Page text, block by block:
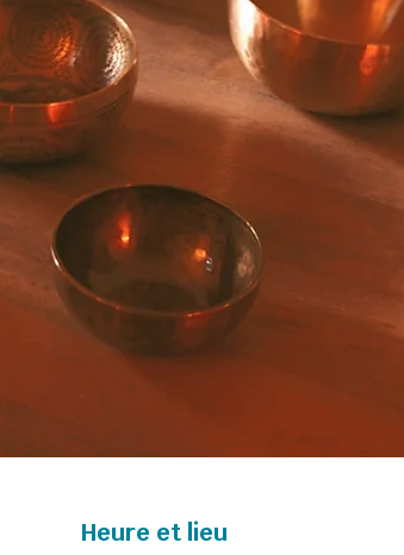
Heure et lieu